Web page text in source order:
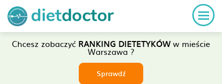
Chcesz zobaczyć RANKING DIETETYKÓWw mieście
Warszawa ?
Sprawdź